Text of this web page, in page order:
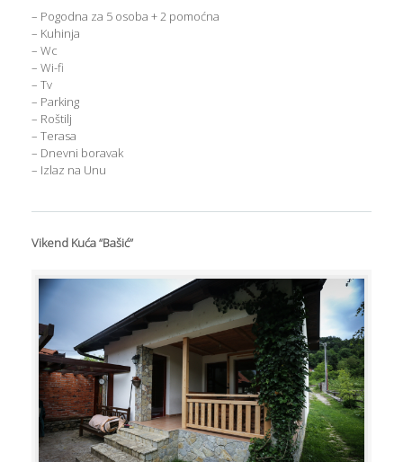
– Pogodna za 5 osoba + 2 pomoćna
– Kuhinja
– Wc
– Wi-fi
– Tv
– Parking
– Roštilj
– Terasa
– Dnevni boravak
– Izlaz na Unu
Vikend Kuća “Bašić”